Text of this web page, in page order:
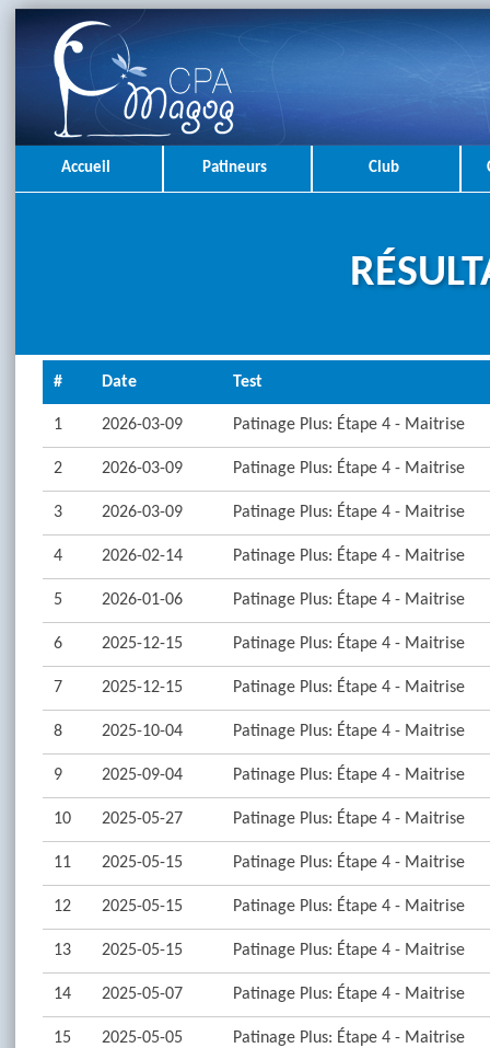
Accueil Patineurs Club
# Date Test
1 2026-03-09 Patinage Plus: Étape 4 - Maitrise
2 2026-03-09 Patinage Plus: Étape 4 - Maitrise
3 2026-03-09 Patinage Plus: Étape 4 - Maitrise
4 2026-02-14 Patinage Plus: Étape 4 - Maitrise
5 2026-01-06 Patinage Plus: Étape 4 - Maitrise
6 2025-12-15 Patinage Plus: Étape 4 - Maitrise
7 2025-12-15 Patinage Plus: Étape 4 - Maitrise
8 2025-10-04 Patinage Plus: Étape 4 - Maitrise
9 2025-09-04 Patinage Plus: Étape 4 - Maitrise
10 2025-05-27 Patinage Plus: Étape 4 - Maitrise
11 2025-05-15 Patinage Plus: Étape 4 - Maitrise
12 2025-05-15 Patinage Plus: Étape 4 - Maitrise
13 2025-05-15 Patinage Plus: Étape 4 - Maitrise
14 2025-05-07 Patinage Plus: Étape 4 - Maitrise
15 2025-05-05 Patinage Plus: Étape 4 - Maitrise